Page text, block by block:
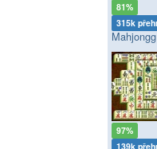
81%
315k
97%
139k